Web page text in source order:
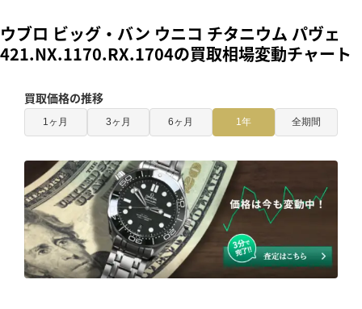
ウブロ ビッグ・バン ウニコ チタニウム パヴェ
421.NX.1170.RX.1704の買取相場変動チャート
買取価格の推移
1ヶ月 3ヶ月 6ヶ月 1年 全期間